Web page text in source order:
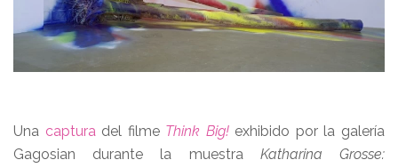
Una capturadel filme Think Big! exhibido por la galería
Gagosian durante la muestra Katharina Grosse: